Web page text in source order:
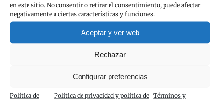
en este sitio. No consentir o retirar el consentimiento, puede afectar
negativamente a ciertas características y funciones.
Aceptar y ver web
Rechazar
Configurar preferencias
Política de
Política de privacidad y política de Términos y
Cars